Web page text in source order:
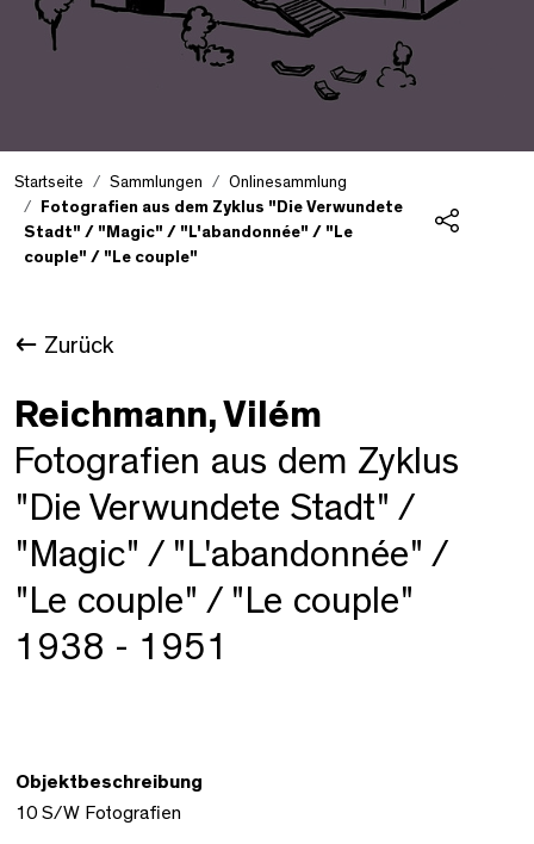
Startseite Sammlungen
Onlinesammlung
Fotografien aus dem Zyklus "Die Verwundete
Stadt" / "Magic" / "L'abandonnée" / "Le
couple" / "Le couple"
Zurück
Reichmann, Vilém
Fotografien aus dem Zyklus
"Die Verwundete Stadt" /
"Magic" / "L'abandonnée" /
"Le couple" / "Le couple"
1938 - 1951
Objektbeschreibung
10 S/W Fotografien